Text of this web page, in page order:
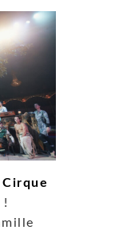
Cirque
!